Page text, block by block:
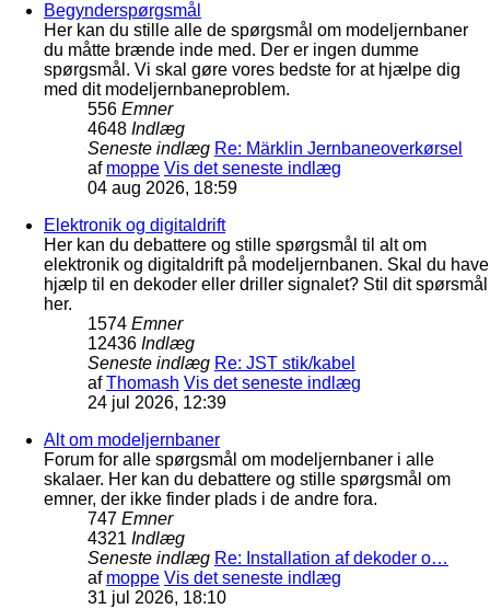
Begynderspørgsmål
Her kan du stille alle de spørgsmål om modeljernbaner
du måtte brænde inde med. Der er ingen dumme
spørgsmål. Vi skal gøre vores bedste for at hjælpe dig
med dit modeljernbaneproblem.
556 Emner
4648 Indlæg
Seneste indlæg Re: Märklin Jernbaneoverkørsel
af moppe Vis det seneste indlæg
04 aug 2026, 18:59
Elektronik og digitaldrift
Her kan du debattere og stille spørgsmål til alt om
elektronik og digitaldrift på modeljernbanen. Skal du have
hjælp til en dekoder eller driller signalet? Stil dit spørsmål
her.
1574 Emner
12436 Indlæg
Seneste indlæg Re: JST stik/kabel
afThomash Vis det seneste indlæg
24 jul 2026, 12:39
Alt om modeljernbaner
Forum for alle spørgsmål om modeljernbaner i alle
skalaer. Her kan du debattere og stille spørgsmål om
emner, der ikke finder plads i de andre fora.
747 Emner
4321 Indlæg
Seneste indlæg Re: Installation af dekoder o…
af moppe Vis det seneste indlæg
31 jul 2026, 18:10